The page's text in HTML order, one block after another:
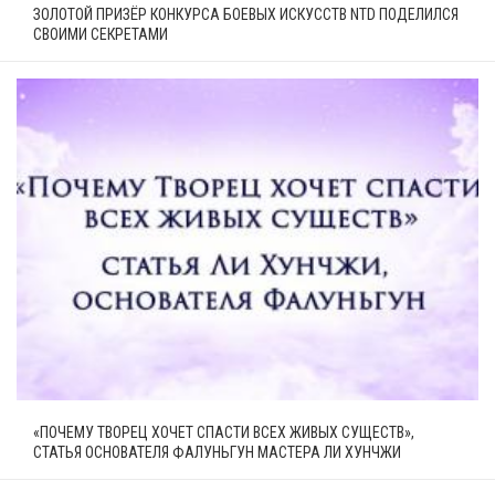
ЗОЛОТОЙ ПРИЗЁР КОНКУРСА БОЕВЫХ ИСКУССТВ NTD ПОДЕЛИЛСЯ
СВОИМИ СЕКРЕТАМИ
«ПОЧЕМУ ТВОРЕЦ ХОЧЕТ СПАСТИ ВСЕХ ЖИВЫХ СУЩЕСТВ»,
СТАТЬЯ ОСНОВАТЕЛЯ ФАЛУНЬГУН МАСТЕРА ЛИ ХУНЧЖИ